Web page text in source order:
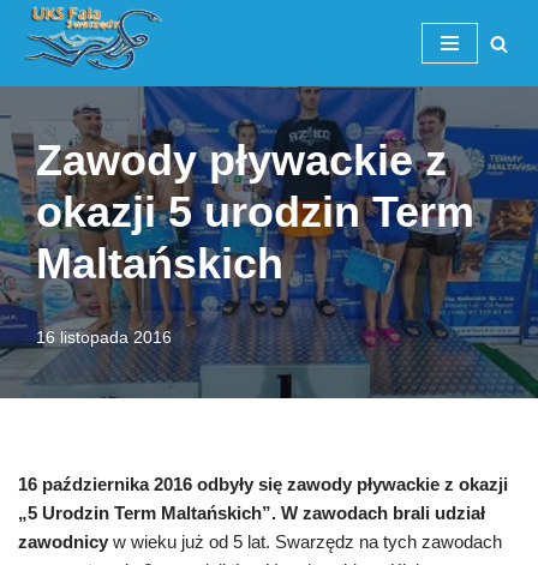
Przejdź
do
Zawody pływackie z
okazji 5 urodzin Term
Maltańskich
16 listopada 2016
16 października 2016 odbyły się zawody pływackie z okazji
„5 Urodzin Term Maltańskich”. W zawodach brali udział
zawodnicy w wieku już od 5 lat. Swarzędz na tych zawodach